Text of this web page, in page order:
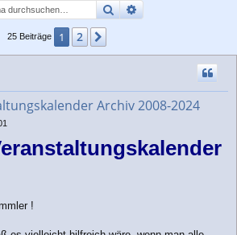
SucheErweiterte Suche
25 Beiträge 1 2
Archiv 2008-2024
!